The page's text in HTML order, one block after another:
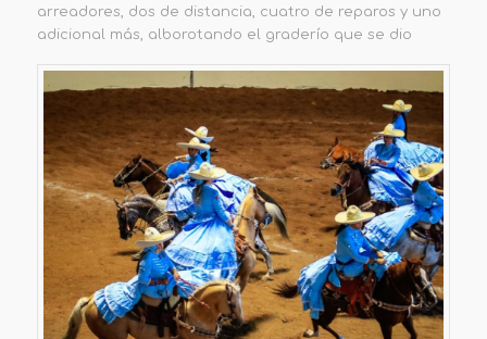
arreadores, dos de distancia, cuatro de reparos y uno
adicional más, alborotando el graderío que se dio